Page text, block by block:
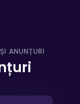
ANUNȚURI